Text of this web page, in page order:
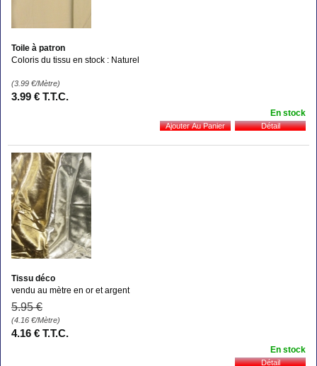
Toile à patron
Coloris du tissu en stock : Naturel
(3.99 €/Mètre)
3.99 € T.T.C.
En stock
Tissu déco
vendu au mètre en or et argent
5.95 €
(4.16 €/Mètre)
4.16 € T.T.C.
En stock